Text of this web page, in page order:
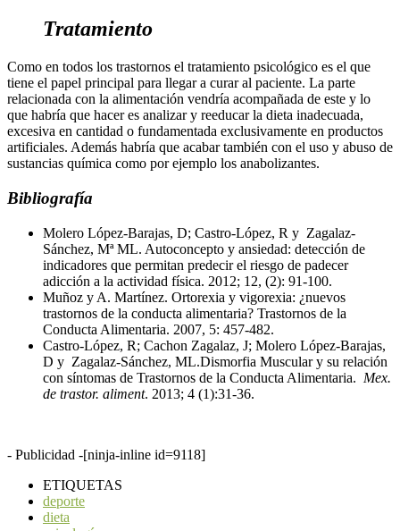
Tratamiento
Como en todos los trastornos el tratamiento psicológico es el que
tiene el papel principal para llegar a curar al paciente. La parte
relacionada con la alimentación vendría acompañada de este y lo
que habría que hacer es analizar y reeducar la dieta inadecuada,
excesiva en cantidad o fundamentada exclusivamente en productos
artificiales. Además habría que acabar también con el uso y abuso de
sustancias química como por ejemplo los anabolizantes.
Bibliografía
Molero López-Barajas, D; Castro-López, R y Zagalaz-
Sánchez, Mª ML. Autoconcepto y ansiedad: detección de
indicadores que permitan predecir el riesgo de padecer
adicción a la actividad física. 2012; 12, (2): 91-100.
Muñoz y A. Martínez. Ortorexia y vigorexia: ¿nuevos
trastornos de la conducta alimentaria? Trastornos de la
Conducta Alimentaria. 2007, 5: 457-482.
Castro-López, R; Cachon Zagalaz, J; Molero López-Barajas,
D y Zagalaz-Sánchez, ML.Dismorfia Muscular y su relación
con síntomas de Trastornos de la Conducta Alimentaria. Mex.
de trastor. aliment. 2013; 4 (1):31-36.
- Publicidad -[ninja-inline id=9118]
ETIQUETAS
deporte
dieta